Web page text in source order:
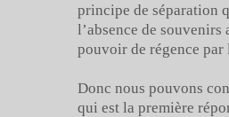
principe de séparation
l’absence de
pouvoir de régence
Donc nous pouvons
qui est la première